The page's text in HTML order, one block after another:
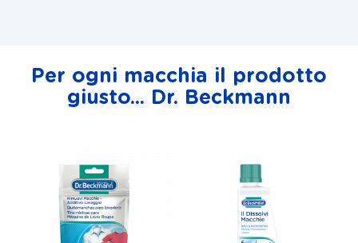
Per ogni macchia il prodotto
giusto... Dr. Beckmann